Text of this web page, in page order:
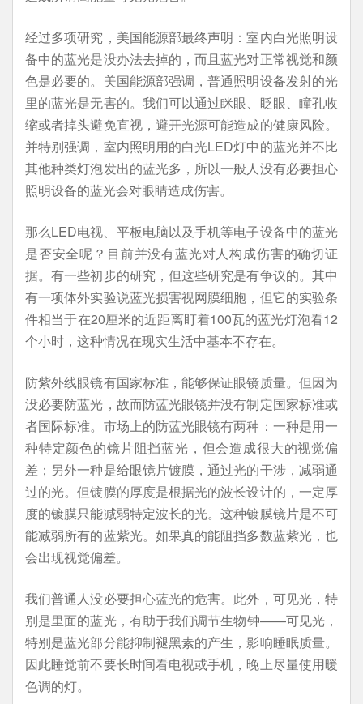
经过多项研究，美国能源部最终声明：室内白光照明设
备中的蓝光是没办法去掉的，而且蓝光对正常视觉和颜
色是必要的。美国能源部强调，普通照明设备发射的光
里的蓝光是无害的。我们可以通过眯眼、眨眼、瞳孔收
缩或者掉头避免直视，避开光源可能造成的健康风险。
并特别强调，室内照明用的白光LED灯中的蓝光并不比
其他种类灯泡发出的蓝光多，所以一般人没有必要担心
照明设备的蓝光会对眼睛造成伤害。
那么LED电视、平板电脑以及手机等电子设备中的蓝光
是否安全呢？目前并没有蓝光对人构成伤害的确切证
据。有一些初步的研究，但这些研究是有争议的。其中
有一项体外实验说蓝光损害视网膜细胞，但它的实验条
件相当于在20厘米的近距离盯着100瓦的蓝光灯泡看12
个小时，这种情况在现实生活中基本不存在。
防紫外线眼镜有国家标准，能够保证眼镜质量。但因为
没必要防蓝光，故而防蓝光眼镜并没有制定国家标准或
者国际标准。市场上的防蓝光眼镜有两种：一种是用一
种特定颜色的镜片阻挡蓝光，但会造成很大的视觉偏
差；另外一种是给眼镜片镀膜，通过光的干涉，减弱通
过的光。但镀膜的厚度是根据光的波长设计的，一定厚
度的镀膜只能减弱特定波长的光。这种镀膜镜片是不可
能减弱所有的蓝紫光。如果真的能阻挡多数蓝紫光，也
会出现视觉偏差。
我们普通人没必要担心蓝光的危害。此外，可见光，特
别是里面的蓝光，有助于我们调节生物钟——可见光，
特别是蓝光部分能抑制褪黑素的产生，影响睡眠质量。
因此睡觉前不要长时间看电视或手机，晚上尽量使用暖
色调的灯。